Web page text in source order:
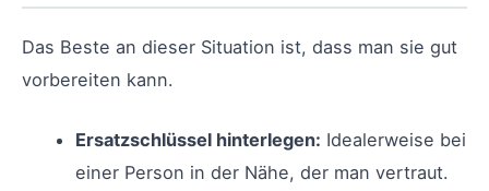
Das Beste an dieser Situation ist, dass man sie gut
vorbereiten kann.
Ersatzschlüssel hinterlegen: Idealerweise bei
einer Person in der Nähe, der man vertraut.